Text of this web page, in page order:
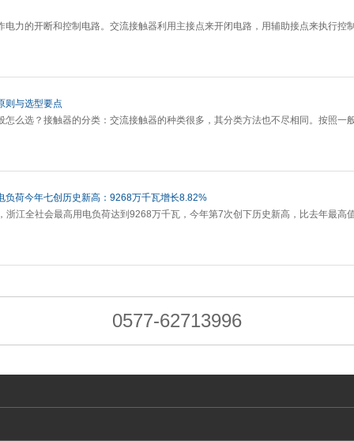
电力的开断和控制电路。交流接触器利用主接点来开闭电路，用辅助接点来执行控
则与选型要点
怎么选？接触器的分类：交流接触器的种类很多，其分类方法也不尽相同。按照一
负荷今年七创历史新高：9268万千瓦增长8.82%
浙江全社会最高用电负荷达到9268万千瓦，今年第7次创下历史新高，比去年最高
0577-62713996